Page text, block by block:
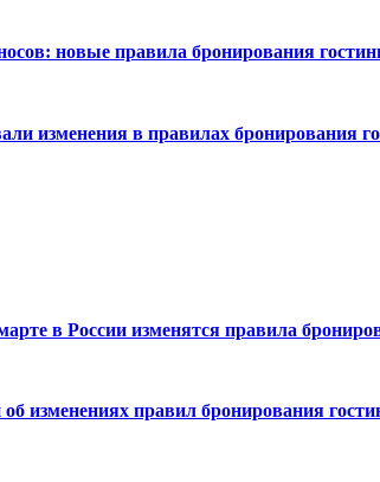
новые правила бронирования
изменения в правилах бронирования
в России изменятся правила
об изменениях правил бронирования